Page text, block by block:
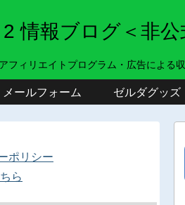
情報ブログ＜非公
ィリエイトプログラム・広告による収
メールフォーム ゼルダグッズ
ポリシー
ら